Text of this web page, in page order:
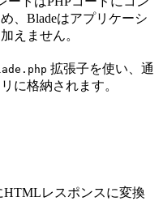
、Bladeはアプリケーシ
えません。
拡張子を使い、通
に格納されます。
レスポンスに変換